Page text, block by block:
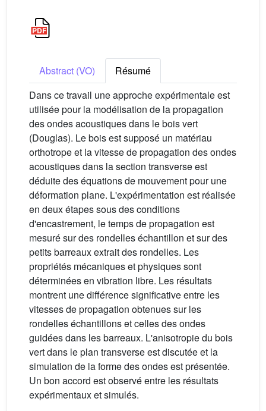
Abstract (VO)
Résumé
Dans ce travail une approche expérimentale est
utilisée pour la modélisation de la propagation
des ondes acoustiques dans le bois vert
(Douglas). Le bois est supposé un matériau
orthotrope et la vitesse de propagation des ondes
acoustiques dans la section transverse est
déduite des équations de mouvement pour une
déformation plane. L'expérimentation est réalisée
en deux étapes sous des conditions
d'encastrement, le temps de propagation est
mesuré sur des rondelles échantillon et sur des
petits barreaux extrait des rondelles. Les
propriétés mécaniques et physiques sont
déterminées en vibration libre. Les résultats
montrent une différence significative entre les
vitesses de propagation obtenues sur les
rondelles échantillons et celles des ondes
guidées dans les barreaux. L'anisotropie du bois
vert dans le plan transverse est discutée et la
simulation de la forme des ondes est présentée.
Un bon accord est observé entre les résultats
expérimentaux et simulés.